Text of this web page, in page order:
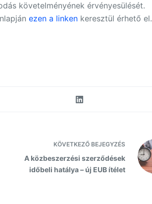
követelményének érvényesülését.
ezen a linken keresztül érhető el.
KÖVETKEZŐ BEJEGYZÉS
A közbeszerzési szerződések
időbeli hatálya – új EUB ítélet